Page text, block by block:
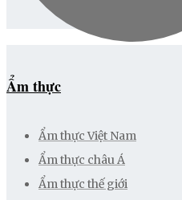
Ẩm thực
Ẩm thực Việt Nam
Ẩm thực châu Á
Ẩm thực thế giới